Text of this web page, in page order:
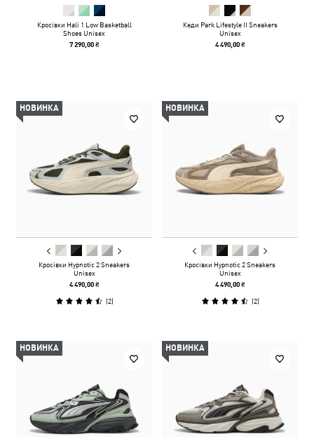
Кросівки Hali 1 Low Basketball
Shoes Unisex
7 290,00 ₴
Кеди Park Lifestyle II Sneakers
Unisex
4 490,00 ₴
НОВИНКА
Кросівки Hypnotic 2 Sneakers
Unisex
4 490,00 ₴
(2)
НОВИНКА
Кросівки Hypnotic 2 Sneakers
Unisex
4 490,00 ₴
(2)
НОВИНКА НОВИНКА